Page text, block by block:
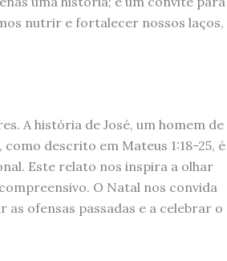
nutrir e fortalecer nossos laços,
A história de José, um homem de
descrito em Mateus 1:18-25, é
Este relato nos inspira a olhar
O Natal nos convida
ofensas passadas e a celebrar o